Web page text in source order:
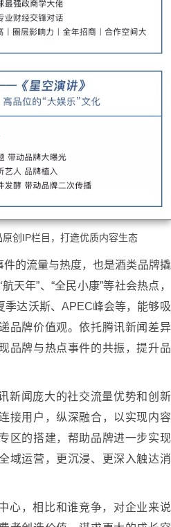
创IP栏目，打造优质内容生态
件的流量与热度，也是酒类品牌撬
天年”、“全民小康”等社会热点，
季达沃斯、APEC峰会等，能够吸
品牌价值观。依托腾讯新闻差异
品牌与热点事件的共振，提升品
新闻庞大的社交流量优势和创新
接用户，纵深融合，以实现内容
区的搭建，帮助品牌进一步实现
域运营，更沉浸、更深入触达消
心，相比和谁竞争，对企业来说